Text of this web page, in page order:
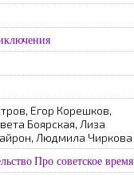
Егор Корешков,
Боярская, Лиза
Людмила Чиркова
Про советское время